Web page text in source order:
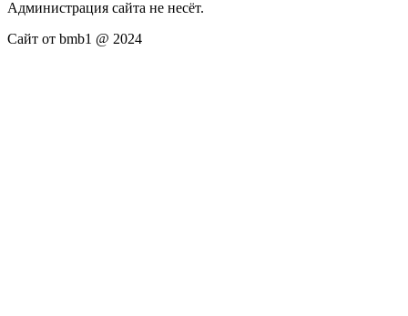
Администрация сайта не несёт.
Сайт от bmb1 @ 2024